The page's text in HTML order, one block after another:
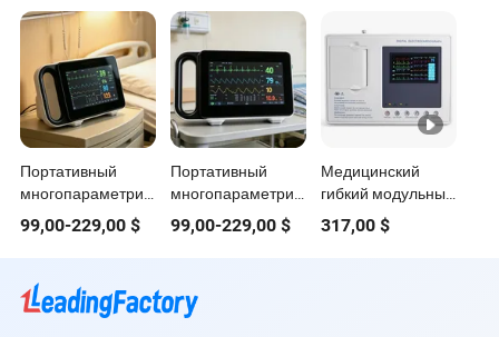
Портативный
многопараметрический
модульный
анализатор
показателей,
устройство-
99,00-229,00 $
Портативный
многопараметрический
медицинский
монитор с
важных
99,00-229,00$
Медицинский
гибкий модульный
многопараметрический
высококачественный
317,00$